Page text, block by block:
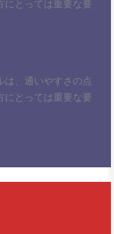
にとっては重要な要
は、通いやすさの点
にとっては重要な要